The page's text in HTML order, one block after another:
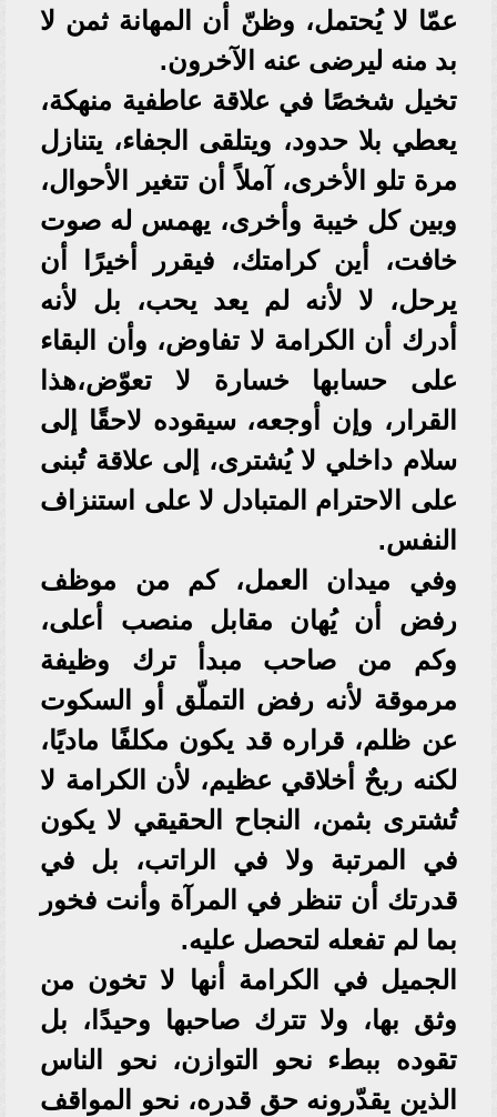
عمّا لا يُحتمل، وظنّ أن المهانة ثمن لا
بد منه ليرضى عنه الآخرون.
تخيل شخصًا في علاقة عاطفية منهكة،
يعطي بلا حدود، ويتلقى الجفاء، يتنازل
مرة تلو الأخرى، آملاً أن تتغير الأحوال،
وبين كل خيبة وأخرى، يهمس له صوت
خافت، أين كرامتك، فيقرر أخيرًا أن
يرحل، لا لأنه لم يعد يحب، بل لأنه
أدرك أن الكرامة لا تفاوض، وأن البقاء
على حسابها خسارة لا تعوّض،هذا
القرار، وإن أوجعه، سيقوده لاحقًا إلى
سلام داخلي لا يُشترى، إلى علاقة تُبنى
على الاحترام المتبادل لا على استنزاف
النفس.
وفي ميدان العمل، كم من موظف
رفض أن يُهان مقابل منصب أعلى،
وكم من صاحب مبدأ ترك وظيفة
مرموقة لأنه رفض التملّق أو السكوت
عن ظلم، قراره قد يكون مكلفًا ماديًا،
لكنه ربحٌ أخلاقي عظيم، لأن الكرامة لا
تُشترى بثمن، النجاح الحقيقي لا يكون
في المرتبة ولا في الراتب، بل في
قدرتك أن تنظر في المرآة وأنت فخور
بما لم تفعله لتحصل عليه.
الجميل في الكرامة أنها لا تخون من
وثق بها، ولا تترك صاحبها وحيدًا، بل
تقوده ببطء نحو التوازن، نحو الناس
الذين يقدّرونه حق قدره، نحو المواقف